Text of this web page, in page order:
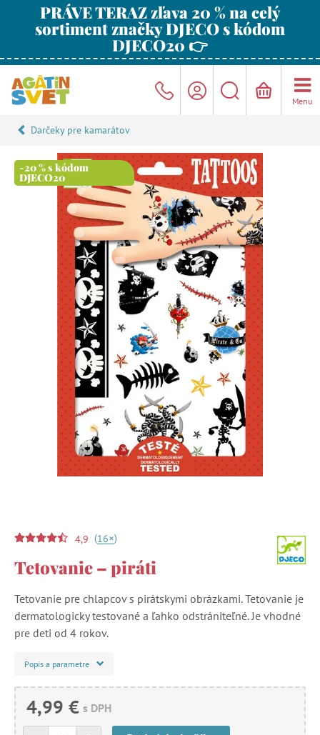
PRÁVE TERAZ zľava 20 % na celý
sortiment značky DJECO s kódom
DJECO20 👉
Menu
Darčeky pre kamarátov
-20 % s kódom
DJECO20
4,9 (16+)
Tetovanie – piráti
Tetovanie pre chlapcov s pirátskymi obrázkami. Tetovanie je
dermatologicky testované a ľahko odstrániteľné. Je vhodné
pre deti od 4 rokov.
Popis a parametre
4,99 € s DPH